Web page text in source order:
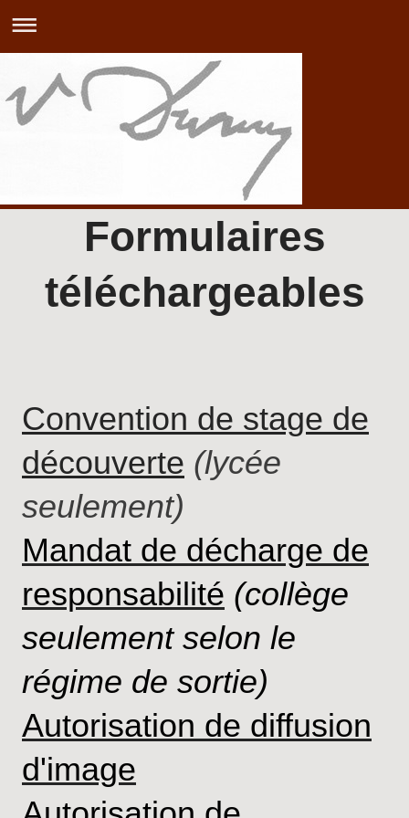
Formulaires
téléchargeables
Convention de stage de
découverte (lycée
seulement)
Mandat de décharge de
responsabilité (collège
seulement selon le
régime de sortie)
Autorisation de diffusion
d'image